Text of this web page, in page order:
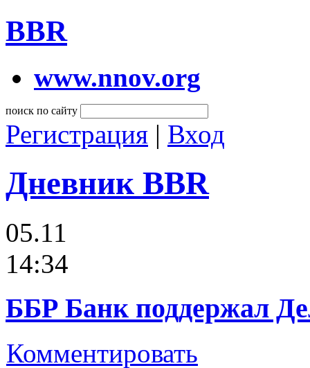
BBR
www.nnov.org
поиск по сайту
Регистрация | Вход
Дневник BBR
05.11
14:34
ББР Банк поддержал
Комментировать